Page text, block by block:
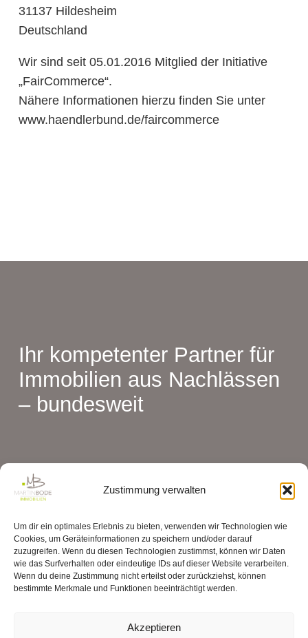
Zustimmung verwalten
Um dir ein optimales Erlebnis zu bieten, verwenden wir Technologien wie
Cookies, um Geräteinformationen zu speichern und/oder darauf
zuzugreifen. Wenn du diesen Technologien zustimmst, können wir Daten
wie das Surfverhalten oder eindeutige IDs auf dieser Website verarbeiten.
Wenn du deine Zustimmung nicht erteilst oder zurückziehst, können
bestimmte Merkmale und Funktionen beeinträchtigt werden.
Akzeptieren
31137 Hildesheim
Deutschland
Wir sind seit 05.01.2016 Mitglied der Initiative
„FairCommerce“.
Nähere Informationen hierzu finden Sie unter
www.haendlerbund.de/faircommerce
Ihr kompetenter Partner für
Immobilien aus Nachlässen
– bundesweit